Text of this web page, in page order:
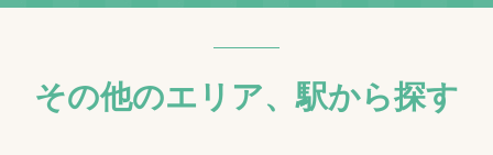
その他のエリア、駅から探す